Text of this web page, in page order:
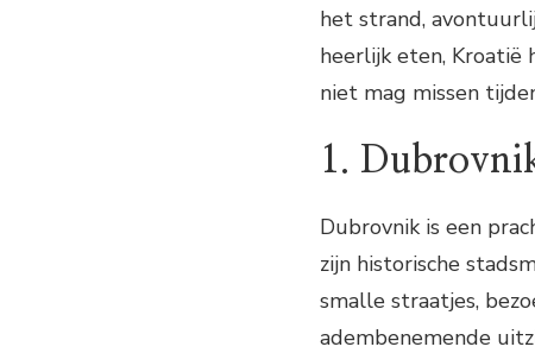
het strand,
heerlijk eten, Kroatië
niet mag missen
1.
Dubrovnik is een
zijn historische
smalle straatjes,
adembenemende